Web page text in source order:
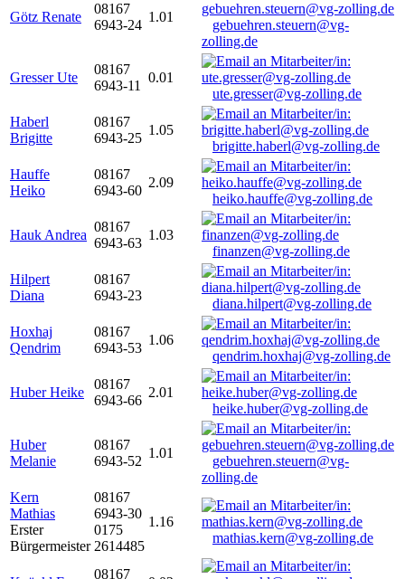
Götz Renate
08167
6943-24
1.01
gebuehren.steuern@vg-
zolling.de
Gresser Ute
08167
6943-11
0.01
ute.gresser@vg-zolling.de
Haberl
Brigitte
08167
6943-25
1.05
brigitte.haberl@vg-zolling.de
Hauffe
Heiko
08167
6943-60
2.09
heiko.hauffe@vg-zolling.de
Hauk Andrea
08167
6943-63
1.03
finanzen@vg-zolling.de
Hilpert
Diana
08167
6943-23
diana.hilpert@vg-zolling.de
Hoxhaj
Qendrim
08167
6943-53
1.06
qendrim.hoxhaj@vg-zolling.de
Huber Heike
08167
6943-66
2.01
heike.huber@vg-zolling.de
Huber
Melanie
08167
6943-52
1.01
gebuehren.steuern@vg-
zolling.de
Kern
Mathias
Erster
Bürgermeister
08167
6943-30
0175
2614485
1.16
mathias.kern@vg-zolling.de
08167